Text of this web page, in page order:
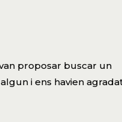
proposar buscar un
i ens havien